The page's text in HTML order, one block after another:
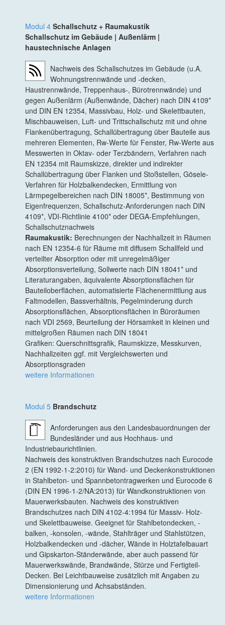
Modul 4 Schallschutz + Raumakustik
Schallschutz im Gebäude | Außenlärm |
haustechnische Anlagen
Nachweis des Schallschutzes im Gebäude (u.A.
Wohnungstrennwände und -decken,
Haustrennwände, Treppenhaus-, Bürotrennwände) und
gegen Außenlärm (Außenwände, Dächer) nach DIN 4109*
und DIN EN 12354, Massivbau, Holz- und Skelettbauten,
Mischbauweisen, Luft- und Trittschallschutz mit und ohne
Flankenübertragung, Schallübertragung über Bauteile aus
mehreren Elementen, Rw-Werte für Fenster, Rw-Werte aus
Messwerten in Oktav- oder Terzbändern, Verfahren nach
EN 12354 mit Raumskizze, direkter und indirekter
Schallübertragung über Flanken und Stoßstellen, Gösele-
Verfahren für Holzbalkendecken, Ermittlung von
Lärmpegelbereichen nach DIN 18005*, Bestimmung von
Eigenfrequenzen, Schallschutz-Anforderungen nach DIN
4109*, VDI-Richtlinie 4100* oder DEGA-Empfehlungen,
Schallschutznachweis
Raumakustik: Berechnungen der Nachhallzeit in Räumen
nach EN 12354-6 für Räume mit diffusem Schallfeld und
verteilter Absorption oder mit unregelmäßiger
Absorptionsverteilung, Sollwerte nach DIN 18041* und
Literaturangaben, äquivalente Absorptionsflächen für
Bauteiloberflächen, automatisierte Flächenermittlung aus
Faltmodellen, Bassverhältnis, Pegelminderung durch
Absorptionsflächen, Absorptionsflächen in Büroräumen
nach VDI 2569, Beurteilung der Hörsamkeit in kleinen und
mittelgroßen Räumen nach DIN 18041
Grafiken: Querschnittsgrafik, Raumskizze, Messkurven,
Nachhallzeiten ggf. mit Vergleichswerten und
Absorptionsgraden
weitere Informationen
Modul 5 Brandschutz
Anforderungen aus den Landesbauordnungen der
Bundesländer und aus Hochhaus- und
Industriebaurichtlinien.
Nachweis des konstruktiven Brandschutzes nach Eurocode
2 (EN 1992-1-2:2010) für Wand- und Deckenkonstruktionen
in Stahlbeton- und Spannbetontragwerken und Eurocode 6
(DIN EN 1996-1-2/NA:2013) für Wandkonstruktionen von
Mauerwerksbauten. Nachweis des konstruktiven
Brandschutzes nach DIN 4102-4:1994 für Massiv- Holz-
und Skelettbauweise. Geeignet für Stahlbetondecken, -
balken, -konsolen, -wände, Stahlträger und Stahlstützen,
Holzbalkendecken und -dächer, Wände in Holztafelbauart
und Gipskarton-Ständerwände, aber auch passend für
Mauerwerkswände, Brandwände, Stürze und Fertigteil-
Decken. Bei Leichtbauweise zusätzlich mit Angaben zu
Dimensionierung und Achsabständen.
weitere Informationen